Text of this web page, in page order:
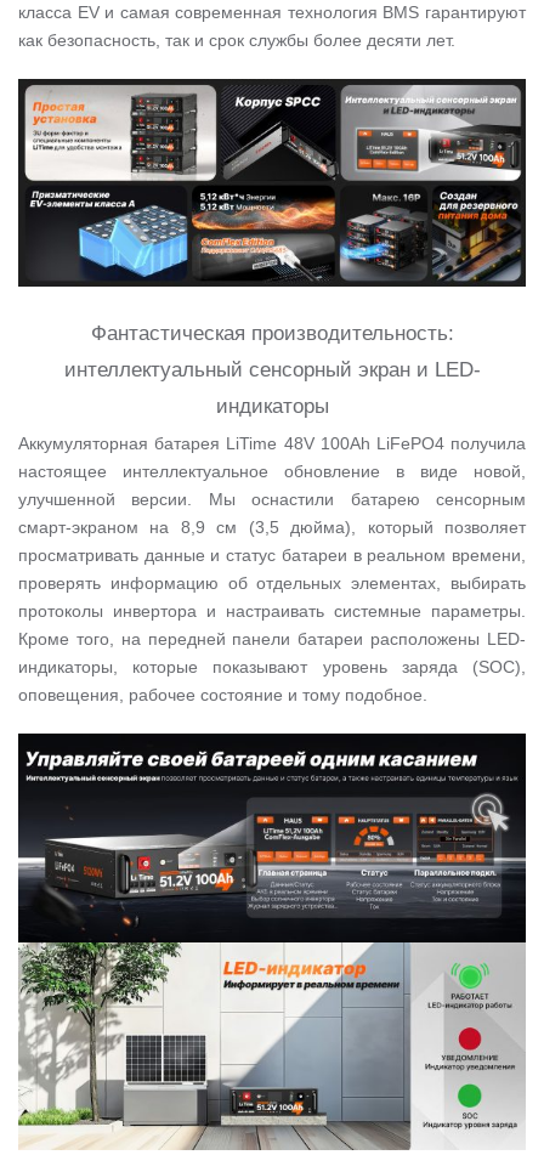
класса EV и самая современная технология BMS гарантируют
как безопасность, так и срок службы более десяти лет.
Фантастическая производительность:
интеллектуальный сенсорный экран и LED-
индикаторы
Аккумуляторная батарея LiTime 48V 100Ah LiFePO4 получила
настоящее интеллектуальное обновление в виде новой,
улучшенной версии. Мы оснастили батарею сенсорным
смарт-экраном на 8,9 см (3,5 дюйма), который позволяет
просматривать данные и статус батареи в реальном времени,
проверять информацию об отдельных элементах, выбирать
протоколы инвертора и настраивать системные параметры.
Кроме того, на передней панели батареи расположены LED-
индикаторы, которые показывают уровень заряда (SOC),
оповещения, рабочее состояние и тому подобное.